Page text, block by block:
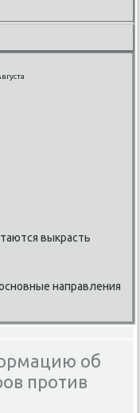
выкрасть
направления
об
против